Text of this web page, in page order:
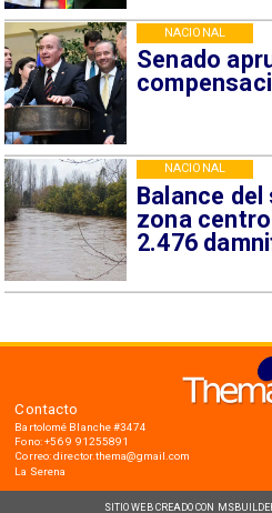
Senado
NACIONAL
Balance
zona
2.476
NACIONAL
SITIO WEB CREADO CON
Contacto
Bartolomé Blanche #3474
Fono: +56 9 91255891
Correo: director.thema@gmail.com
La Serena